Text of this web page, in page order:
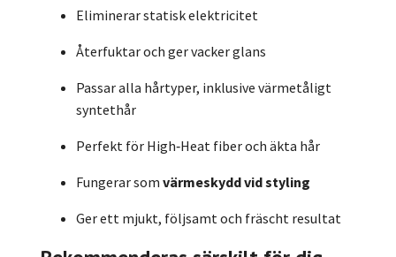
Eliminerar statisk elektricitet
Återfuktar och ger vacker glans
Passar alla hårtyper, inklusive värmetåligt
syntethår
Perfekt för High‑Heat fiber och äkta hår
Fungerar som värmeskydd vid styling
Ger ett mjukt, följsamt och fräscht resultat